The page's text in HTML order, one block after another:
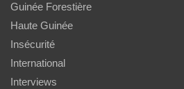
Guinée Forestière
Haute Guinée
Insécurité
International
Interviews